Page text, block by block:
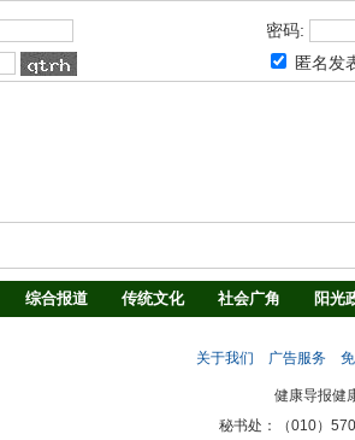
密码:
匿名发
综合报道 传统文化 社会广角
阳光
关于我们 广告服务
健康导报健
秘书处：（010）